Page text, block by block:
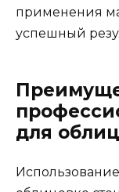
применения
успешный
для